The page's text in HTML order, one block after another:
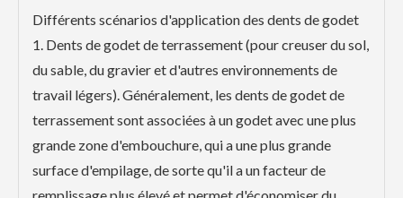
Différents scénarios d'application des dents de godet
1. Dents de godet de terrassement (pour creuser du sol,
du sable, du gravier et d'autres environnements de
travail légers). Généralement, les dents de godet de
terrassement sont associées à un godet avec une plus
grande zone d'embouchure, qui a une plus grande
surface d'empilage, de sorte qu'il a un facteur de